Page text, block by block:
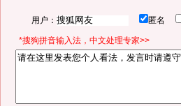
用户： 匿名
*搜狗拼音输入法，中文处理专家>>